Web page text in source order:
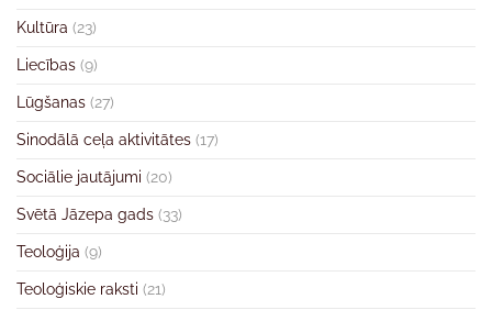
Kultūra (23)
Liecības (9)
Lūgšanas (27)
Sinodālā ceļa aktivitātes (17)
Sociālie jautājumi (20)
Svētā Jāzepa gads (33)
Teoloģija (9)
Teoloģiskie raksti (21)